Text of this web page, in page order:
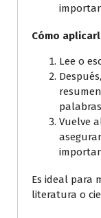
Cómo
Lee o
Vuelve
Es ideal para
literatura o